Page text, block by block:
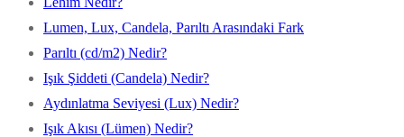
Lumen, Lux, Candela, Parıltı Arasındaki Fark
Parıltı (cd/m2) Nedir?
Işık Şiddeti (Candela) Nedir?
Aydınlatma Seviyesi (Lux) Nedir?
Işık Akısı (Lümen) Nedir?